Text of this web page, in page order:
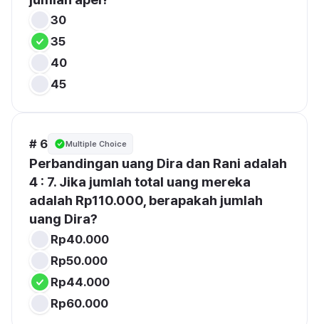
30
35
40
45
# 6 Multiple Choice
Perbandingan uang Dira dan Rani adalah
4 : 7. Jika jumlah total uang mereka
adalah Rp110.000, berapakah jumlah
uang Dira?
Rp40.000
Rp50.000
Rp44.000
Rp60.000